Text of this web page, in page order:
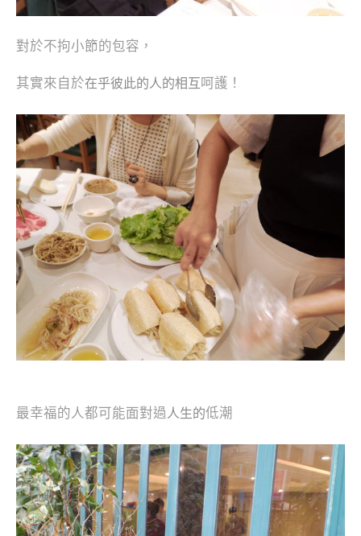
對於不拘小節的包容，
其實來自於在乎彼此的人的相 互 呵護！
最幸福的人都可能面對過 人生的低潮